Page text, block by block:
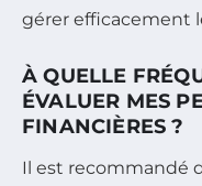
gérer efficacement
À QUELLE
ÉVALUER MES
FINANCIÈRES ?
Il est recommandé